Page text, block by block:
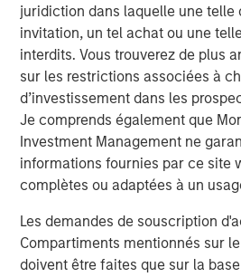
juridiction dans laquelle une telle
invitation, un tel achat ou une
interdits. Vous trouverez de plus
sur les restrictions associées à
d’investissement dans les
Je comprends également que
Investment Management ne
informations fournies par ce site
complètes ou adaptées à un
Les demandes de souscription
Compartiments mentionnés sur
doivent être faites que sur la
Idées liées
CARON’S CORNER
There’s a New Sheriff in
Change at the Fed
CARON’S CORNER
The Blurred Lines Between
Create an Investment